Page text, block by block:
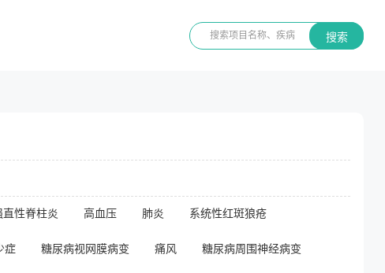
搜索
直性脊柱炎 高血压 肺炎 系统性红斑狼疮
症 糖尿病视网膜病变 痛风 糖尿病周围神经病变